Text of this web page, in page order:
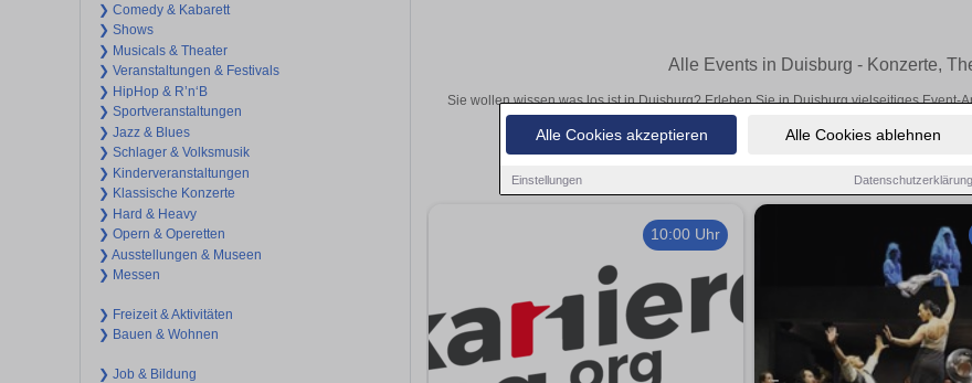
Alle Cookies akzeptieren Alle Cookies ablehnen
Einstellungen Datenschutzerklärung
❯ Comedy & Kabarett
❯ Shows
❯ Musicals & Theater
❯ Veranstaltungen & Festivals
❯ HipHop & R’n‘B
❯ Sportveranstaltungen
❯ Jazz & Blues
❯ Schlager & Volksmusik
❯ Kinderveranstaltungen
❯ Klassische Konzerte
❯ Hard & Heavy
❯ Opern & Operetten
❯ Ausstellungen & Museen
❯ Messen
❯ Freizeit & Aktivitäten
❯ Bauen & Wohnen
❯ Job & Bildung
Alle Events in Duisburg - Konzerte,
Sie wollen wissen was los ist in Duisburg? Erleben Sie in Duisburg vielseitiges
oder aufregende Veranstaltungen in Duisburg – hier
10:00 Uhr